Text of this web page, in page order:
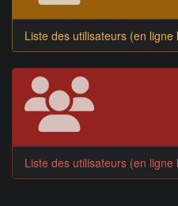
Liste des utilisateurs (en
Liste des utilisateurs (en